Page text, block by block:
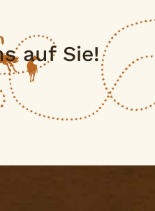
auf Sie!